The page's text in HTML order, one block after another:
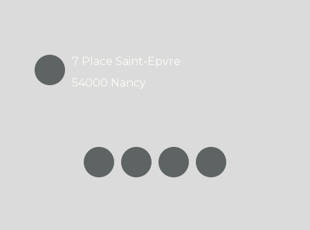
7 Place Saint-Epvre
54000 Nancy